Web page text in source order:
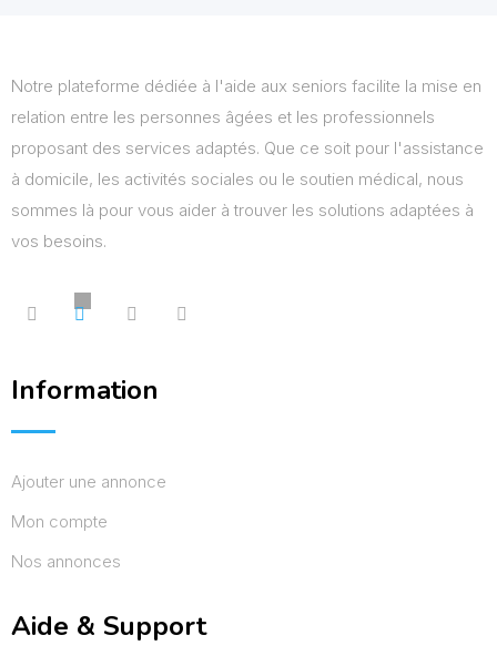
Notre plateforme dédiée à l'aide aux seniors facilite la mise en
relation entre les personnes âgées et les professionnels
proposant des services adaptés. Que ce soit pour l'assistance
à domicile, les activités sociales ou le soutien médical, nous
sommes là pour vous aider à trouver les solutions adaptées à
vos besoins.
Information
Ajouter une annonce
Mon compte
Nos annonces
Aide & Support